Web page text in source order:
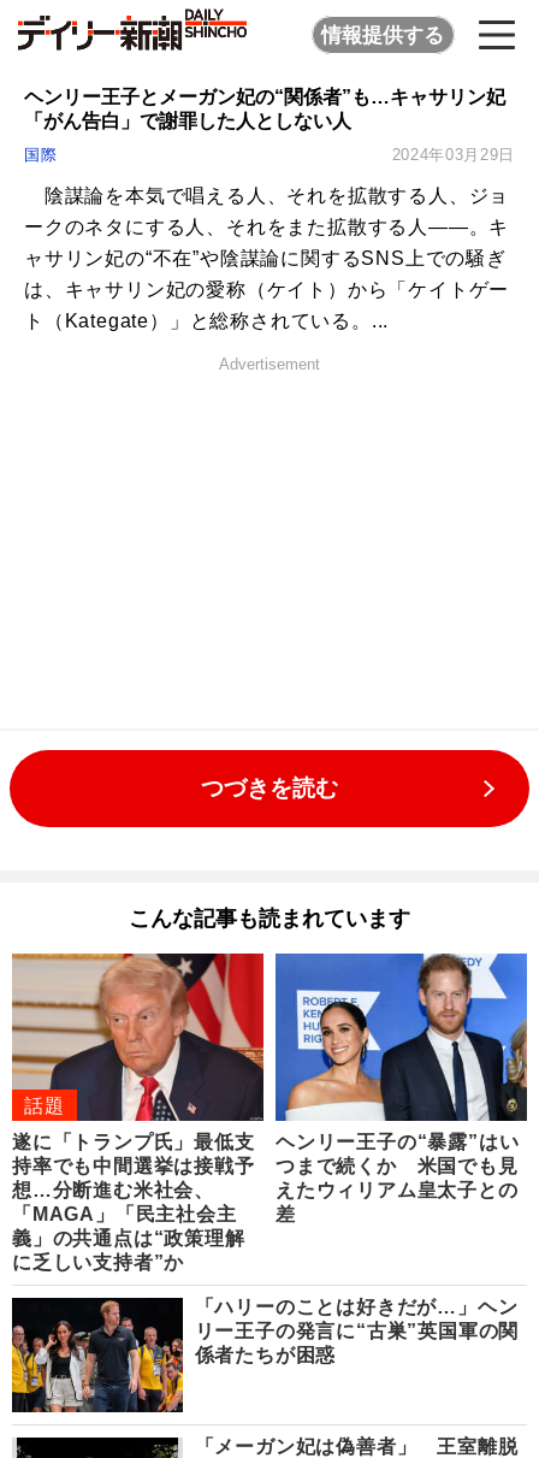
情報提供する
ヘンリー王子とメーガン妃の“関係者”も…キャサリン妃
「がん告白」で謝罪した人としない人
国際 2024年03月29日
陰謀論を本気で唱える人、それを拡散する人、ジョ
ークのネタにする人、それをまた拡散する人――。キ
ャサリン妃の“不在”や陰謀論に関するSNS上での騒ぎ
は、キャサリン妃の愛称（ケイト）から「ケイトゲー
ト（Kategate）」と総称されている。...
Advertisement
つづきを読む
こんな記事も読まれています
話題
遂に「トランプ氏」最低支
持率でも中間選挙は接戦予
想…分断進む米社会、
「MAGA」「民主社会主
義」の共通点は“政策理解
に乏しい支持者”か
ヘンリー王子の“暴露”はい
つまで続くか 米国でも見
えたウィリアム皇太子との
差
「ハリーのことは好きだが…」ヘン
リー王子の発言に“古巣”英国軍の関
係者たちが困惑
「メーガン妃は偽善者」 王室離脱